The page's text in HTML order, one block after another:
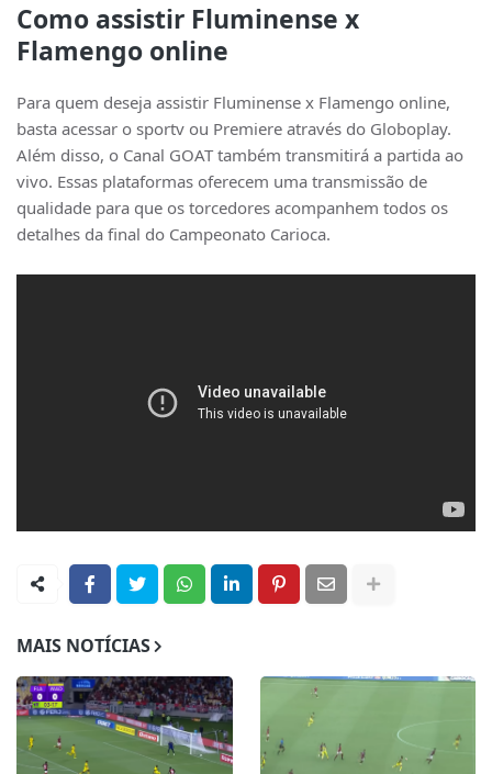
Como assistir Fluminense x
Flamengo online
Para quem deseja assistir Fluminense x Flamengo online,
basta acessar o sportv ou Premiere através do Globoplay.
Além disso, o Canal GOAT também transmitirá a partida ao
vivo. Essas plataformas oferecem uma transmissão de
qualidade para que os torcedores acompanhem todos os
detalhes da final do Campeonato Carioca.
MAIS NOTÍCIAS